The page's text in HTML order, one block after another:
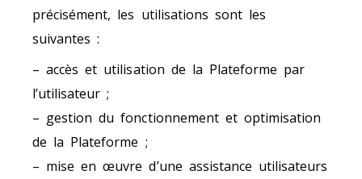
précisément, les utilisations sont les
suivantes :
– accès et utilisation de la Plateforme par
l’utilisateur ;
– gestion du fonctionnement et optimisation
de la Plateforme ;
– mise en œuvre d’une assistance utilisateurs